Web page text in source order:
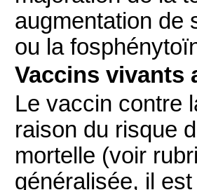
augmentation de
ou la
Vaccins vivants
Le vaccin contre
raison du risque
mortelle (voir
généralisée, il